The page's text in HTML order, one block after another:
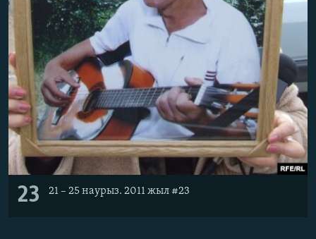
23 21 – 25 наурыз. 2011 жыл #23